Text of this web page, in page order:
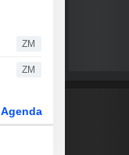
ZM
ZM
Agenda